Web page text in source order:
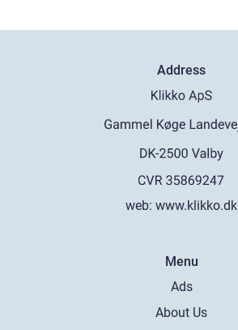
Address
web: www.klikko.dk
Menu
Ads
About Us